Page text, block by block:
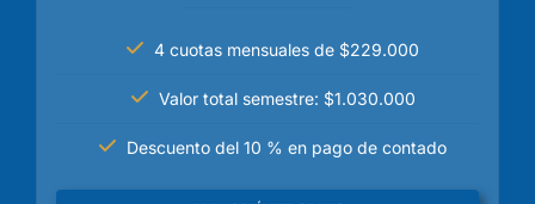
4 cuotas mensuales de $229.000
Valor total semestre: $1.030.000
Descuento del 10 % en pago de contado